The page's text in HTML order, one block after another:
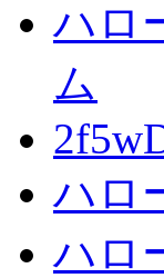
ハロ
ム
ハロ
ハロ